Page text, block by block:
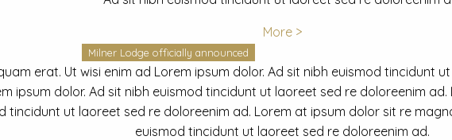
More >
Milner Lodge officially announced
erat. Ut wisi enim ad Lorem ipsum dolor. Ad sit nibh euismod tincidunt
ipsum dolor. Ad sit nibh euismod tincidunt ut laoreet sed re doloreenim
tincidunt ut laoreet sed re doloreenim ad. Lorem at ipsum dolor sit re
euismod tincidunt ut laoreet sed re doloreenim ad.